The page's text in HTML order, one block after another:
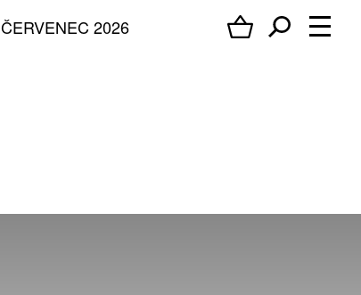
ČERVENEC 2026